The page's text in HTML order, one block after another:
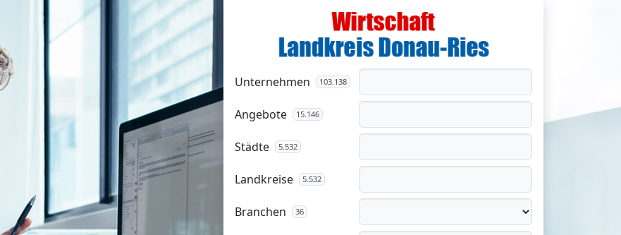
Unternehmen 103.138
Angebote 15.146
Städte 5.532
Landkreise 5.532
Branchen 36